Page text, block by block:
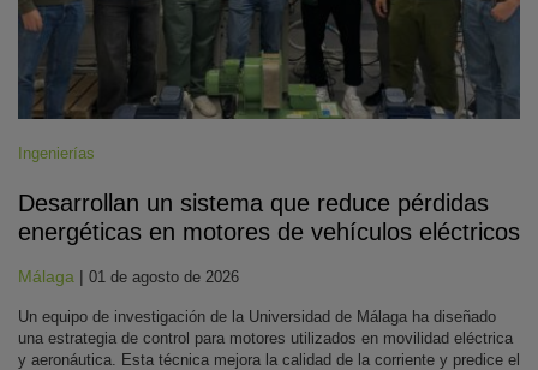
Ingenierías
Desarrollan un sistema que reduce pérdidas
energéticas en motores de vehículos eléctricos
Málaga | 01 de agosto de 2026
Un equipo de investigación de la Universidad de Málaga ha diseñado
una estrategia de control para motores utilizados en movilidad eléctrica
y aeronáutica. Esta técnica mejora la calidad de la corriente y predice el